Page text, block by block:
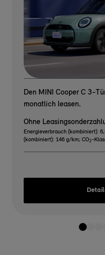
Den MINI Cooper C 3-
monatlich leasen.
Ohne
Energieverbrauch (kombiniert):
(kombiniert): 146 g/km; CO2 -